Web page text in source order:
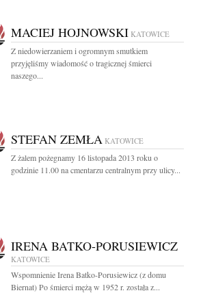
MACIEJ HOJNOWSKI KATOWICE
Z niedowierzaniem i ogromnym smutkiem
przyjęliśmy wiadomość o tragicznej śmierci
naszego...
STEFAN ZEMŁA KATOWICE
Z żalem pożegnamy 16 listopada 2013 roku o
godzinie 11.00 na cmentarzu centralnym przy ulicy...
IRENA BATKO-PORUSIEWICZ
KATOWICE
Wspomnienie Irena Batko-Porusiewicz (z domu
Biernat) Po śmierci mężą w 1952 r. została z...